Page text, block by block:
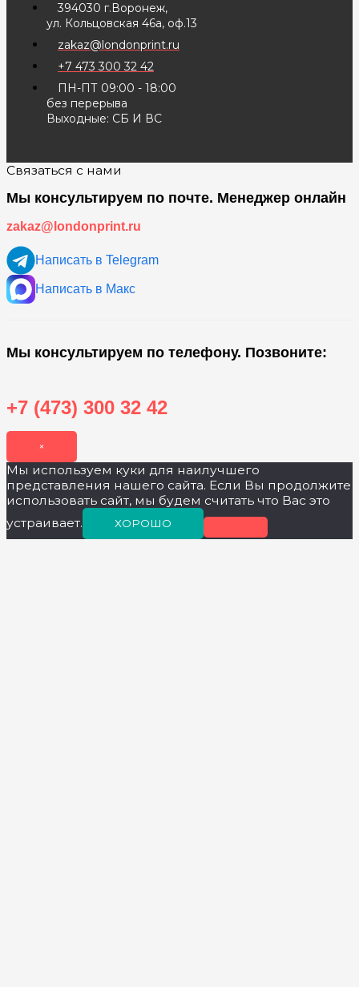
394030 г.Воронеж,
ул. Кольцовская 46а, оф.13
zakaz@londonprint.ru
+7 473 300 32 42
ПН-ПТ 09:00 - 18:00
без перерыва
Выходные: СБ И ВС
Связаться с нами
Мы консультируем по почте. Менеджер онлайн
zakaz@londonprint.ru
Написать в Telegram
Написать в Макс
Мы консультируем по телефону. Позвоните:
+7 (473) 300 32 42
×
Мы используем куки для наилучшего
представления нашего сайта. Если Вы продолжите
использовать сайт, мы будем считать что Вас это
устраивает.
ХОРОШО